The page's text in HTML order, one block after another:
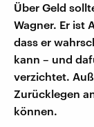
Über Geld
Wagner. Er ist
dass er
kann – und
verzichtet.
Zurücklegen
können.